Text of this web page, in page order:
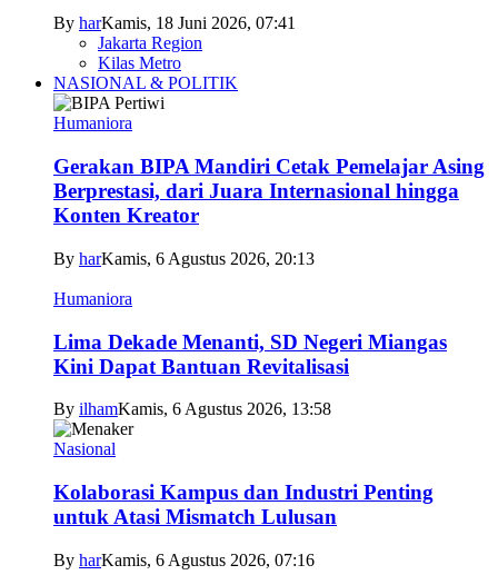
By harKamis, 18 Juni 2026, 07:41
Jakarta Region
Kilas Metro
NASIONAL & POLITIK
Humaniora
Gerakan BIPA Mandiri Cetak Pemelajar Asing
Berprestasi, dari Juara Internasional hingga
Konten Kreator
By harKamis, 6 Agustus 2026, 20:13
Humaniora
Lima Dekade Menanti, SD Negeri Miangas
Kini Dapat Bantuan Revitalisasi
By ilhamKamis, 6 Agustus 2026, 13:58
Nasional
Kolaborasi Kampus dan Industri Penting
untuk Atasi Mismatch Lulusan
By harKamis, 6 Agustus 2026, 07:16